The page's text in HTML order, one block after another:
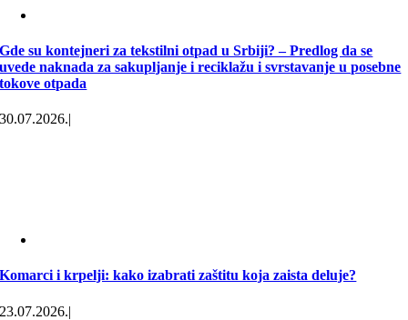
Gde su kontejneri za tekstilni otpad u Srbiji? – Predlog da se
uvede naknada za sakupljanje i reciklažu i svrstavanje u posebne
tokove otpada
30.07.2026.|
Komarci i krpelji: kako izabrati zaštitu koja zaista deluje?
23.07.2026.|